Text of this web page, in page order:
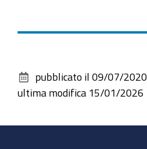
documento
pubblicato il 09/07/2020
ultima modifica 15/01/2026